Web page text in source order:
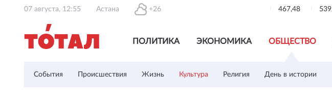
07 августа, 12:55 Астана +26 467,48
ПОЛИТИКА ЭКОНОМИКА ОБЩЕСТВО
События Происшествия Жизнь Культура Религия День в истории